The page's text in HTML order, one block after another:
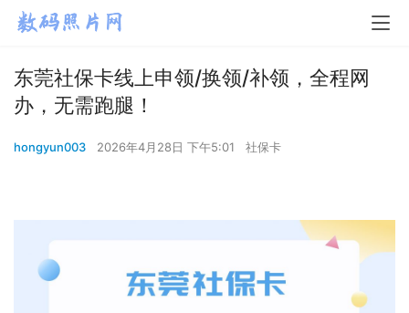
东莞社保卡线上申领/换领/补领，全程网
办，无需跑腿！
hongyun003 2026年4月28日 下午5:01 社保卡